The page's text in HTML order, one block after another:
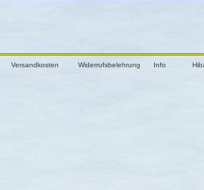
Versandkosten Widerrufsbelehrung Info